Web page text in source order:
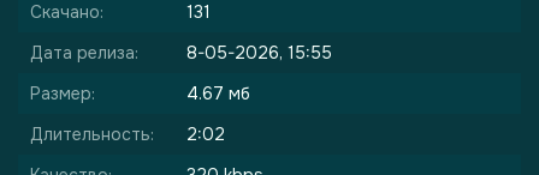
Скачано:
131
Дата релиза:
8-05-2026, 15:55
Размер:
4.67 мб
Длительность:
2:02